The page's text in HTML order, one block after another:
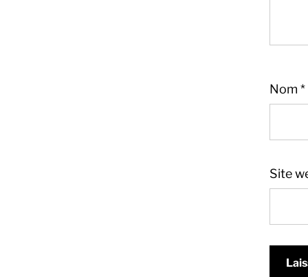
Nom *
Site